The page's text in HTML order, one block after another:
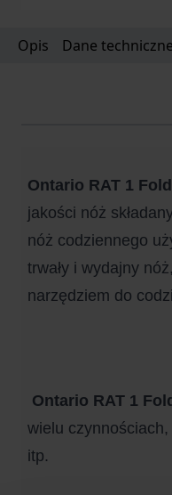
Opis Dane techniczne
Ontario RAT 1
jakości nóż
nóż codziennego
trwały i wydajny
narzędziem do
Ontario RAT 1
wielu
itp.